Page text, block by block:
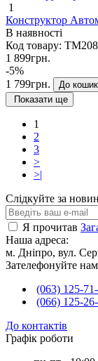
1
Конструктор
В наявності
Код товару: TM208
1 899грн.
-5%
1 799грн.
До
Показати ще
1
2
3
>
>|
Слідкуйте за
Я прочитав
Наша адреса:
м. Дніпро, вул.
Зателефонуйте
(063) 125-
(066) 125-
До контактів
Графік роботи